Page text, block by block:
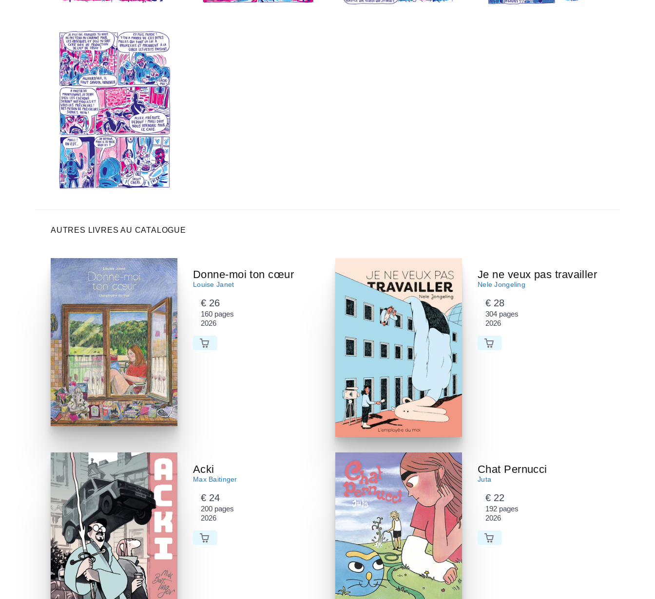
AUTRES LIVRES AU CATALOGUE
Donne-moi ton cœur
Louise Janet
€ 26
160 pages
2026
Je ne veux pas travailler
Nele Jongeling
€ 28
304 pages
2026
Acki
Max Baitinger
€ 24
200 pages
2026
Chat Pernucci
Juta
€ 22
192 pages
2026